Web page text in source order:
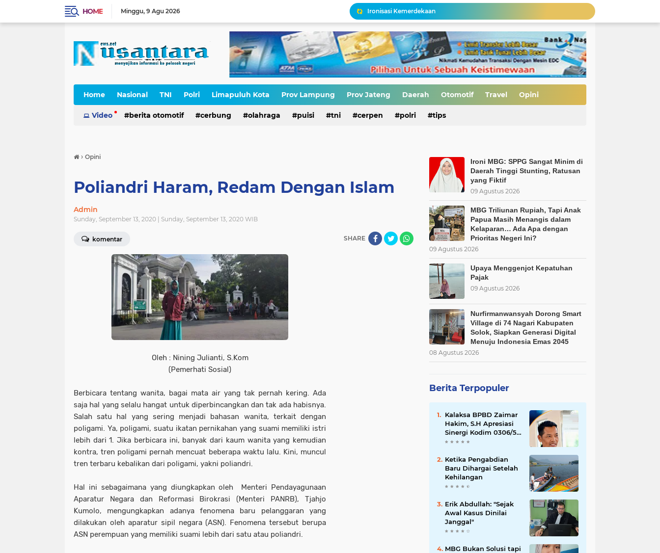
HOME Minggu 9 Agu 2026
Ironisasi Kemerdekaan
MBG Bukan Solusi tapi Korupsi, Kolusi, dan Nepotisme Para Elit Politik, Kolusi, dan Nepotisme Para Elit Politik
HIV di Kalangan Pelajar, Saatnya Evaluasi Arah Kebijakan
Erik Abdullah: "Sejak Awal Kasus Dinilai Janggal"
Upaya Menggenjot Kepatuhan Pajak
MBG Triliunan Rupiah, Tapi Anak Papua Masih Menangis dalam Kelaparan… Ada Apa dengan Prioritas Negeri Ini?
Ironi MBG: SPPG Sangat Minim di Daerah Tinggi Stunting, Ratusan yang Fiktif
Narasi Pajak Bukan Solusi Bijak
Home Nasional TNI Polri Limapuluh Kota Prov Lampung Prov Jateng Daerah Otomotif Travel Opini
Cerpen
Video berita otomotif cerbung olahraga puisi tni cerpen polri tips
› Opini
Poliandri Haram, Redam Dengan Islam
Admin
Sunday, September 13, 2020 | Sunday, September 13, 2020 WIB
komentar SHARE
Oleh : Nining Julianti, S.Kom
(Pemerhati Sosial)
Berbicara tentang wanita, bagai mata air yang tak pernah kering. Ada
saja hal yang selalu hangat untuk diperbincangkan dan tak ada habisnya.
Salah satu hal yang sering menjadi bahasan wanita, terkait dengan
poligami. Ya, poligami, suatu ikatan pernikahan yang suami memiliki istri
lebih dari 1. Jika berbicara ini, banyak dari kaum wanita yang kemudian
kontra, tren poligami pernah mencuat beberapa waktu lalu. Kini, muncul
tren terbaru kebalikan dari poligami, yakni poliandri.
Hal ini sebagaimana yang diungkapkan oleh Menteri Pendayagunaan
Aparatur Negara dan Reformasi Birokrasi (Menteri PANRB), Tjahjo
Kumolo, mengungkapkan adanya fenomena baru pelanggaran yang
dilakukan oleh aparatur sipil negara (ASN). Fenomena tersebut berupa
ASN perempuan yang memiliki suami lebih dari satu atau poliandri.
Ironi MBG: SPPG Sangat Minim di
Daerah Tinggi Stunting, Ratusan
yang Fiktif
09 Agustus 2026
MBG Triliunan Rupiah, Tapi Anak
Papua Masih Menangis dalam
Kelaparan… Ada Apa dengan
Prioritas Negeri Ini?
09 Agustus 2026
Upaya Menggenjot Kepatuhan
Pajak
09 Agustus 2026
Nurfirmanwansyah Dorong Smart
Village di 74 Nagari Kabupaten
Solok, Siapkan Generasi Digital
Menuju Indonesia Emas 2045
08 Agustus 2026
Berita Terpopuler
Kalaksa BPBD Zaimar
Hakim, S.H Apresiasi
Sinergi Kodim 0306/50
Kota dalam
dan Penanganan
Bencana
Ketika Pengabdian
Baru Dihargai Setelah
Kehilangan
Erik Abdullah: "Sejak
Awal Kasus Dinilai
Janggal"
MBG Bukan Solusi tapi